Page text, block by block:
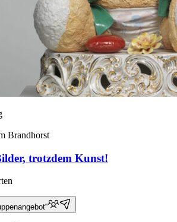
Brandhorst
trotzdem Kunst!